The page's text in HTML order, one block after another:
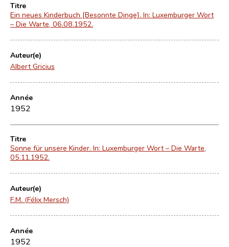
Titre
Ein neues Kinderbuch [Besonnte Dinge]. In: Luxemburger Wort
– Die Warte, 06.08.1952.
Auteur(e)
Albert Gricius
Année
1952
Titre
Sonne für unsere Kinder. In: Luxemburger Wort – Die Warte,
05.11.1952.
Auteur(e)
F.M. (Félix Mersch)
Année
1952